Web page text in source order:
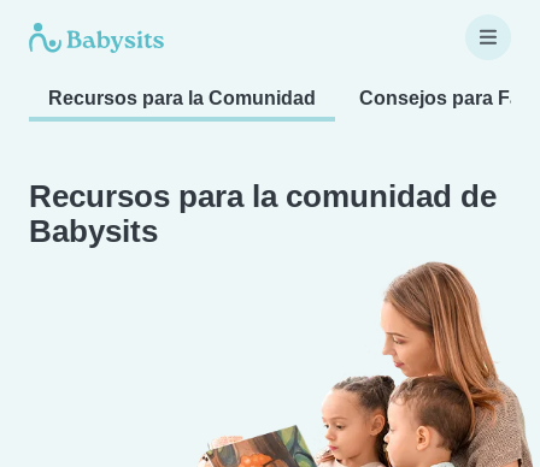
Recursos para la Comunidad Consejos para
Recursos para la comunidad de
Babysits